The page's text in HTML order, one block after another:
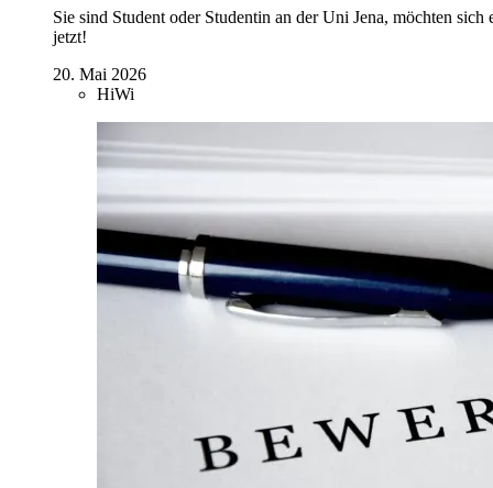
Sie sind Student oder Studentin an der Uni Jena, möchten
jetzt!
20. Mai 2026
HiWi